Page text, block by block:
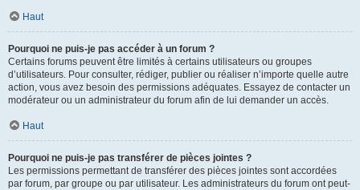
Haut
Pourquoi ne puis-je pas accéder à un forum ?
Certains forums peuvent être limités à certains utilisateurs ou groupes
d’utilisateurs. Pour consulter, rédiger, publier ou réaliser n’importe quelle autre
action, vous avez besoin des permissions adéquates. Essayez de contacter un
modérateur ou un administrateur du forum afin de lui demander un accès.
Haut
Pourquoi ne puis-je pas transférer de pièces jointes ?
Les permissions permettant de transférer des pièces jointes sont accordées
par forum, par groupe ou par utilisateur. Les administrateurs du forum ont peut-